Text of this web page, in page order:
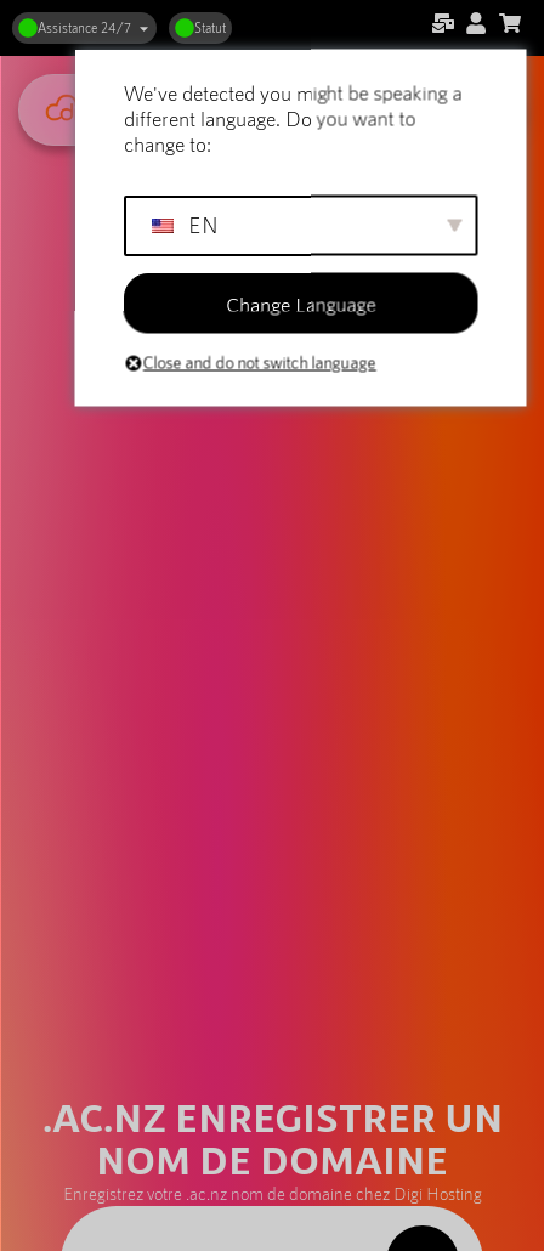
Assistance 24/7 Statut
.AC.NZ ENREGISTRER UN
NOM DE DOMAINE
Enregistrez votre .ac.nz nom de domaine chez Digi Hosting
We've detected you might be speaking a
different language. Do you want to
change to:
EN
Change Language
Close and do not switch language